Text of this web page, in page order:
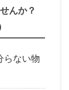
んか？
らない物